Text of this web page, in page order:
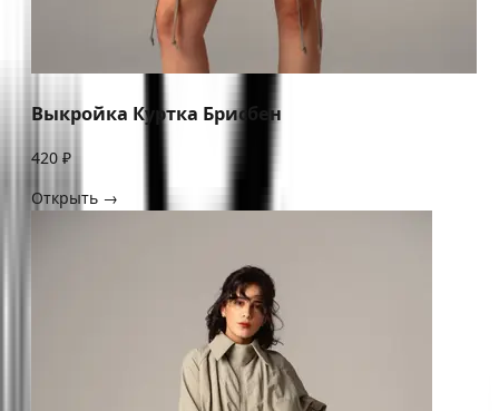
Выкройка Куртка Брисбен
420 ₽
Открыть →